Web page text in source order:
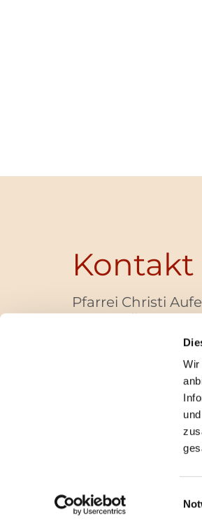
Wir
Kontakt
Pfarrei Christi
Bayernallee 28
+49 (0)30 / 30 00 03 -
pfarrbuero@christi-
IBAN DE62 3706 0193